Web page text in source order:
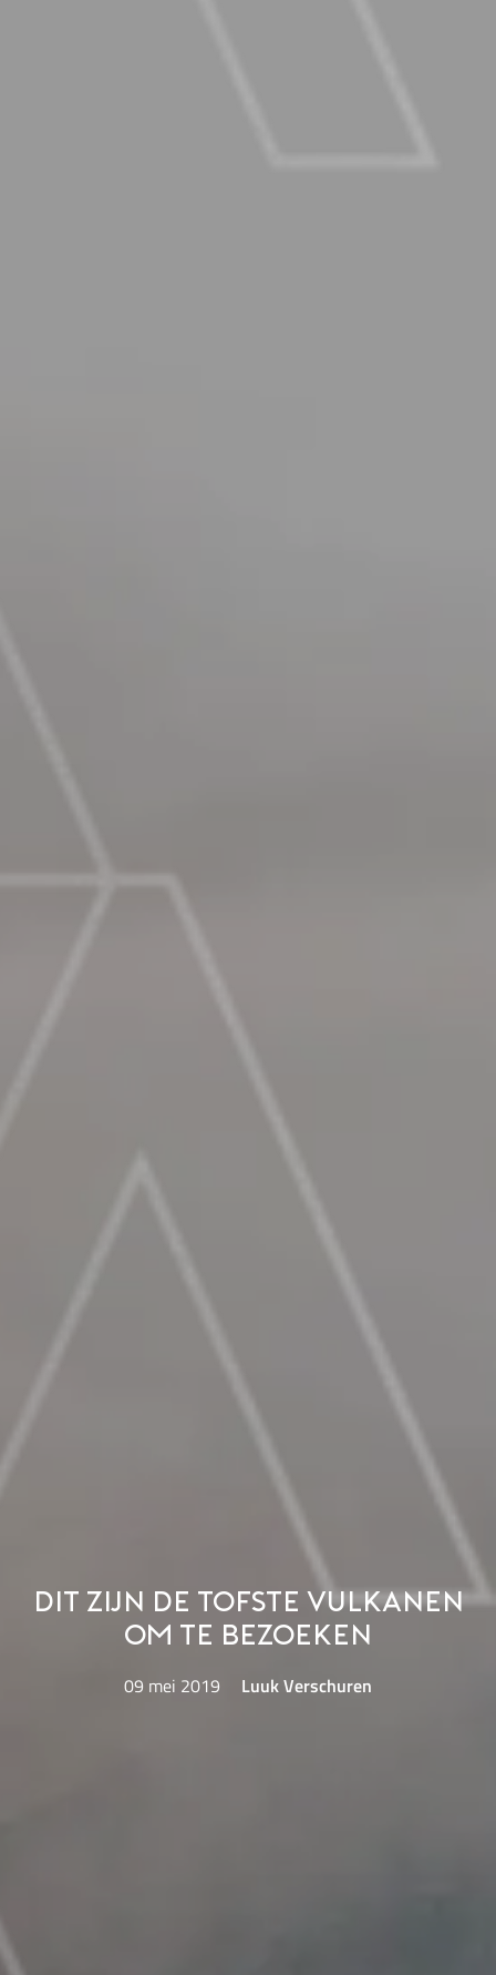
Dit zijn de tofste vulkanen
om te bezoeken
09 mei 2019 Luuk Verschuren